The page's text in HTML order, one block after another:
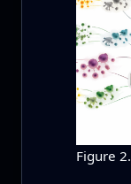
Figure 2.